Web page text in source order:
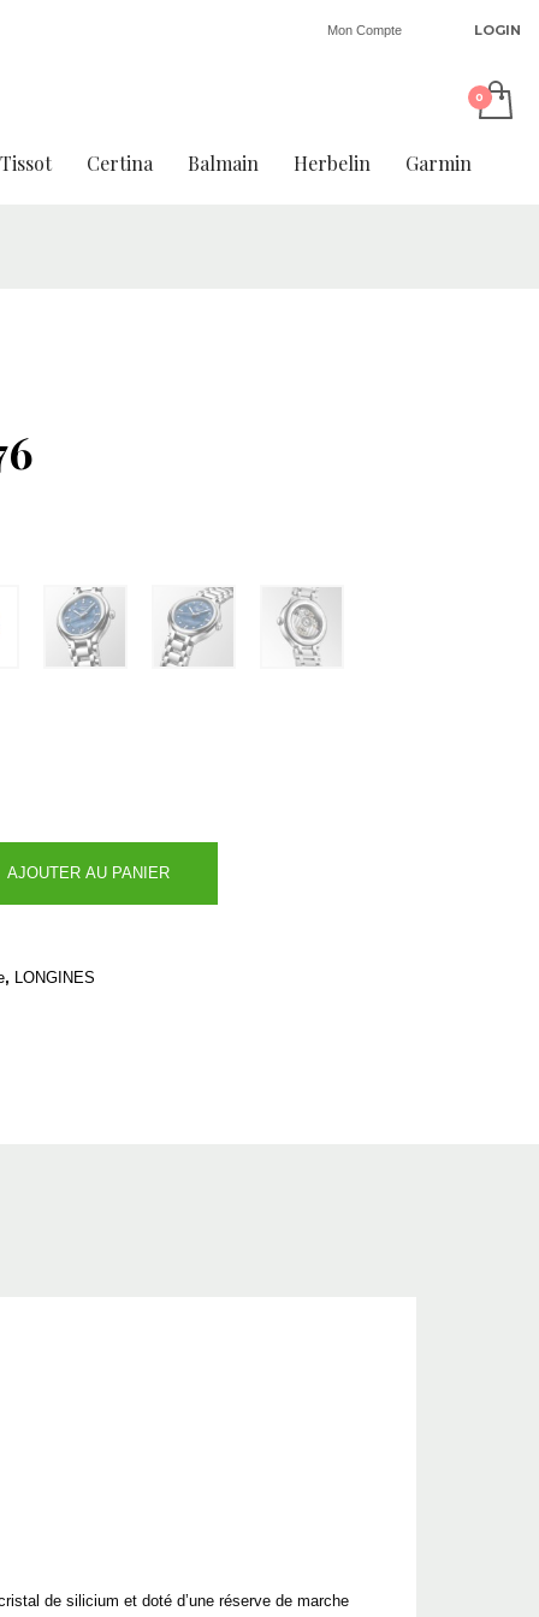
Mon Compte LOGIN
Tissot Certina Balmain Herbelin Garmin
AJOUTER AU PANIER
, LONGINES
de silicium et doté d’une réserve de marche